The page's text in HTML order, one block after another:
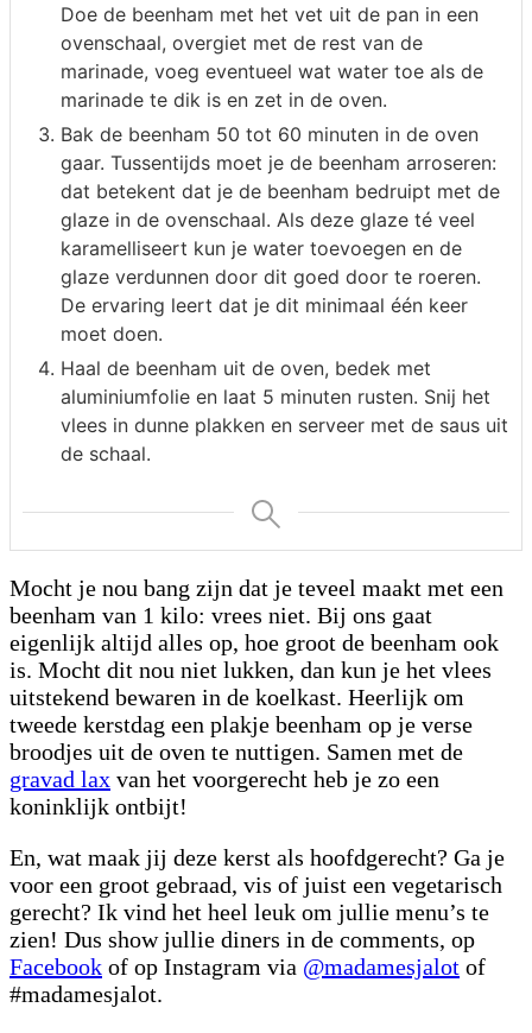
Doe de beenham met het vet uit de pan in een
ovenschaal, overgiet met de rest van de
marinade, voeg eventueel wat water toe als de
marinade te dik is en zet in de oven.
Bak de beenham 50 tot 60 minuten in de oven
gaar. Tussentijds moet je de beenham arroseren:
dat betekent dat je de beenham bedruipt met de
glaze in de ovenschaal. Als deze glaze té veel
karamelliseert kun je water toevoegen en de
glaze verdunnen door dit goed door te roeren.
De ervaring leert dat je dit minimaal één keer
moet doen.
Haal de beenham uit de oven, bedek met
aluminiumfolie en laat 5 minuten rusten. Snij het
vlees in dunne plakken en serveer met de saus uit
de schaal.
Mocht je nou bang zijn dat je teveel maakt met een
beenham van 1 kilo: vrees niet. Bij ons gaat
eigenlijk altijd alles op, hoe groot de beenham ook
is. Mocht dit nou niet lukken, dan kun je het vlees
uitstekend bewaren in de koelkast. Heerlijk om
tweede kerstdag een plakje beenham op je verse
broodjes uit de oven te nuttigen. Samen met de
gravad lax van het voorgerecht heb je zo een
koninklijk ontbijt!
En, wat maak jij deze kerst als hoofdgerecht? Ga je
voor een groot gebraad, vis of juist een vegetarisch
gerecht? Ik vind het heel leuk om jullie menu’s te
zien! Dus show jullie diners in de comments, op
Facebook of op Instagram via @madamesjalot of
#madamesjalot.